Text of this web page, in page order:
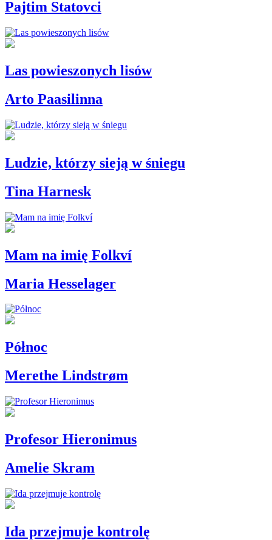
Pajtim Statovci
Las powieszonych lisów
Arto Paasilinna
Ludzie, którzy sieją w śniegu
Tina Harnesk
Mam na imię Folkví
Maria Hesselager
Północ
Merethe Lindstrøm
Profesor Hieronimus
Amelie Skram
Ida przejmuje kontrolę